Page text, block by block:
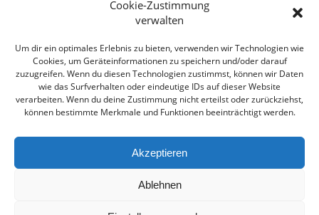
Cookie-Zustimmung
verwalten
Um dir ein optimales Erlebnis zu bieten, verwenden wir Technologien wie
Cookies, um Geräteinformationen zu speichern und/oder darauf
zuzugreifen. Wenn du diesen Technologien zustimmst, können wir Daten
wie das Surfverhalten oder eindeutige IDs auf dieser Website
verarbeiten. Wenn du deine Zustimmung nicht erteilst oder zurückziehst,
können bestimmte Merkmale und Funktionen beeinträchtigt werden.
Akzeptieren
Ablehnen
info@geromayer.de
0176 2285 6872